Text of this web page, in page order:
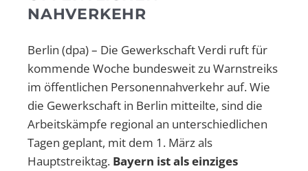
NAHVERKEHR
Berlin (dpa) – Die Gewerkschaft Verdi ruft für
kommende Woche bundesweit zu Warnstreiks
im öffentlichen Personennahverkehr auf. Wie
die Gewerkschaft in Berlin mitteilte, sind die
Arbeitskämpfe regional an unterschiedlichen
Tagen geplant, mit dem 1. März als
Hauptstreiktag. Bayern ist als einziges